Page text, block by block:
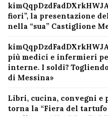
fiori”, la presentazione
nella “sua” Castiglione
più medici e infermieri
interne. I soldi?
di Messina»
Libri, cucina, convegni e
torna la “Fiera del